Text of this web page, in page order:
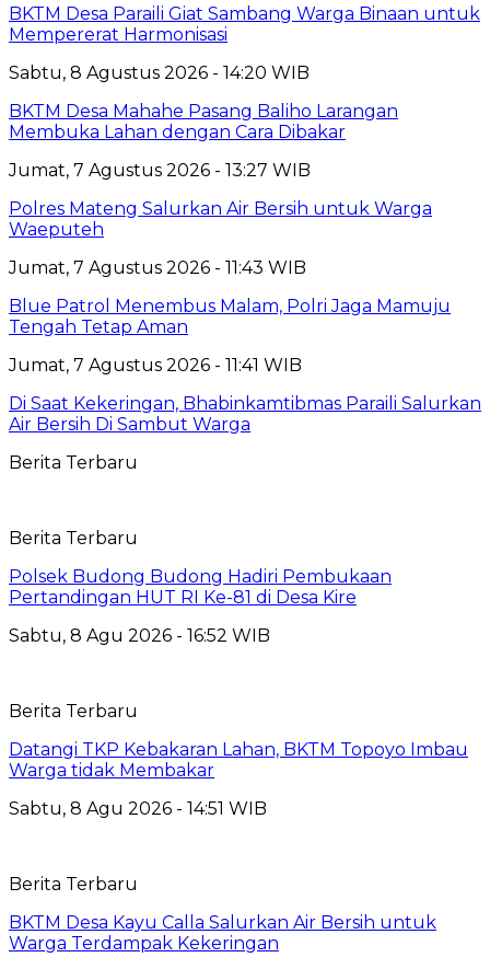
BKTM Desa Paraili Giat Sambang Warga Binaan untuk
Mempererat Harmonisasi
Sabtu, 8 Agustus 2026 - 14:20 WIB
BKTM Desa Mahahe Pasang Baliho Larangan
Membuka Lahan dengan Cara Dibakar
Jumat, 7 Agustus 2026 - 13:27 WIB
Polres Mateng Salurkan Air Bersih untuk Warga
Waeputeh
Jumat, 7 Agustus 2026 - 11:43 WIB
Blue Patrol Menembus Malam, Polri Jaga Mamuju
Tengah Tetap Aman
Jumat, 7 Agustus 2026 - 11:41 WIB
Di Saat Kekeringan, Bhabinkamtibmas Paraili Salurkan
Air Bersih Di Sambut Warga
Berita Terbaru
Berita Terbaru
Polsek Budong Budong Hadiri Pembukaan
Pertandingan HUT RI Ke-81 di Desa Kire
Sabtu, 8 Agu 2026 - 16:52 WIB
Berita Terbaru
Datangi TKP Kebakaran Lahan, BKTM Topoyo Imbau
Warga tidak Membakar
Sabtu, 8 Agu 2026 - 14:51 WIB
Berita Terbaru
BKTM Desa Kayu Calla Salurkan Air Bersih untuk
Warga Terdampak Kekeringan